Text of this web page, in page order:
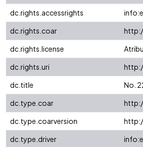
dc.rights.accessrights
dc.rights.coar
dc.rights.license
dc.rights.uri
dc.title
No.
dc.type.coar
dc.type.coarversion
dc.type.driver